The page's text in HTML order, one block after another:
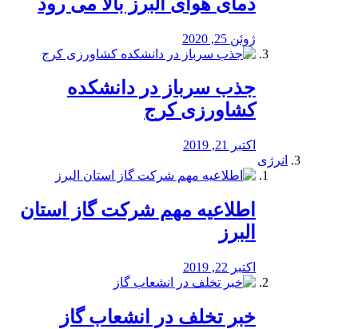
ژوئن 25, 2020
جذب سرباز در دانشکده
کشاورزی کرج
اکتبر 21, 2019
انرژی
️اطلاعیه مهم شرکت گاز استان
البرز
اکتبر 22, 2019
خبر تخلف در انشعاب گاز